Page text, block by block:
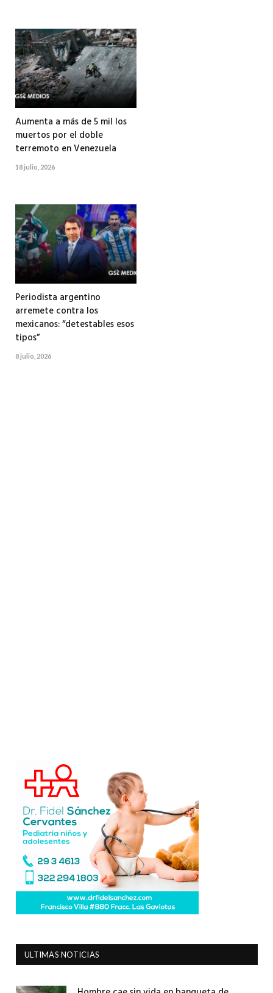
Aumenta a más de 5 mil los
muertos por el doble
terremoto en Venezuela
18 julio, 2026
Periodista argentino
arremete contra los
mexicanos: “detestables esos
tipos”
8 julio, 2026
ULTIMAS NOTICIAS